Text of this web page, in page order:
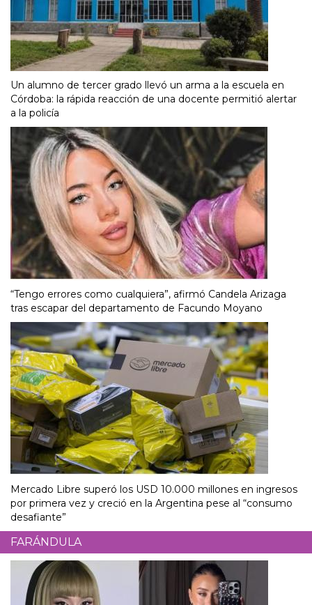
Un alumno de tercer grado llevó un arma a la escuela en
Córdoba: la rápida reacción de una docente permitió alertar
a la policía
“Tengo errores como cualquiera”, afirmó Candela Arizaga
tras escapar del departamento de Facundo Moyano
Mercado Libre superó los USD 10.000 millones en ingresos
por primera vez y creció en la Argentina pese al “consumo
desafiante”
FARÁNDULA